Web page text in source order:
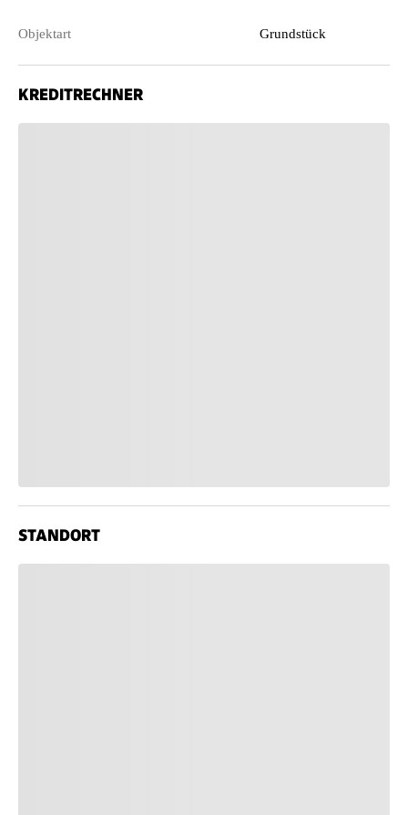
Objektart Grundstück
KREDITRECHNER
STANDORT